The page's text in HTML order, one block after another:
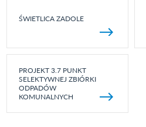
ŚWIETLICA ZADOLE
PROJEKT 3.7 PUNKT
SELEKTYWNEJ ZBIÓRKI
ODPADÓW
KOMUNALNYCH